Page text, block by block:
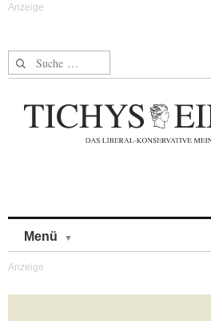
Suche nach:
Menü